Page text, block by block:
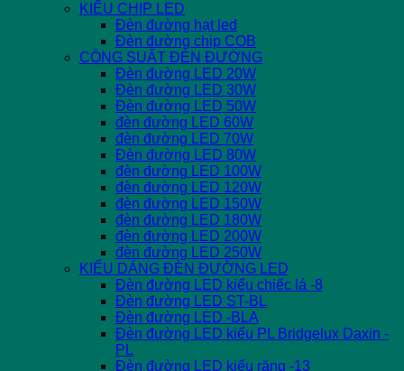
KIỂU CHIP LED
Đèn đường hạt led
Đèn đường chip COB
CÔNG SUẤT ĐÈN ĐƯỜNG
Đèn đường LED 20W
Đèn đường LED 30W
Đèn đường LED 50W
đèn đường LED 60W
đèn đường LED 70W
Đèn đường LED 80W
đèn đường LED 100W
đèn đường LED 120W
đèn đường LED 150W
đèn đường LED 180W
đèn đường LED 200W
đèn đường LED 250W
KIỂU DÁNG ĐÈN ĐƯỜNG LED
Đèn đường LED kiểu chiếc lá -8
Đèn đường LED ST-BL
Đèn đường LED -BLA
Đèn đường LED kiểu PL Bridgelux Daxin -
PL
Đèn đường LED kiểu răng -13